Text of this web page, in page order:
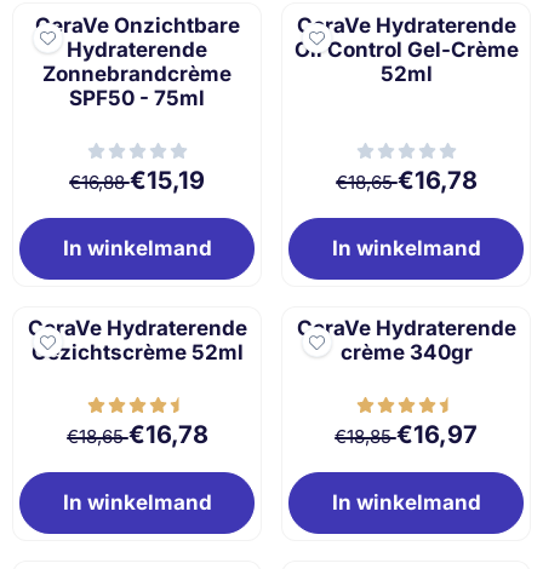
CeraVe Onzichtbare
Hydraterende
Zonnebrandcrème
SPF50 - 75ml
Van 16,88 voor 15,19
€16,88€15,19
In winkelmand
CeraVe Hydraterende
Oil Control Gel-Crème
52ml
Van 18,65 voor
€18,65€16,78
In winkelmand
CeraVe Hydraterende
Gezichtscrème 52ml
Van 18,65 voor 16,78
€18,65€16,78
In winkelmand
CeraVe Hydraterende
crème 340gr
Van 18,85 voor
€18,85€16,97
In winkelmand